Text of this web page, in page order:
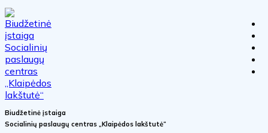
Biudžetinė įstaiga
Socialinių paslaugų centras „Klaipėdos lakštutė“